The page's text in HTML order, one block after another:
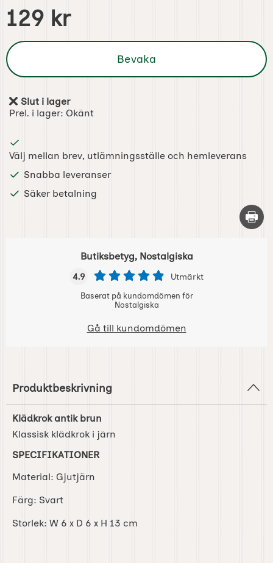
Handla denna produkt Klädkrok antik brun
pris
129 kr
Bevaka
Tillgänglighet:
Slut i lager
Prel. i lager: Okänt
Välj mellan brev, utlämningsställe och hemleverans
Snabba leveranser
Säker betalning
Skriv
Butiksbetyg, Nostalgiska
4.9 Utmärkt
Baserat på kundomdömen för
Nostalgiska
Gå till kundomdömen
Produktbeskrivning
Klädkrok antik brun
Klassisk klädkrok i järn
SPECIFIKATIONER
Material: Gjutjärn
Färg: Svart
Storlek: W 6 x D 6 x H 13 cm